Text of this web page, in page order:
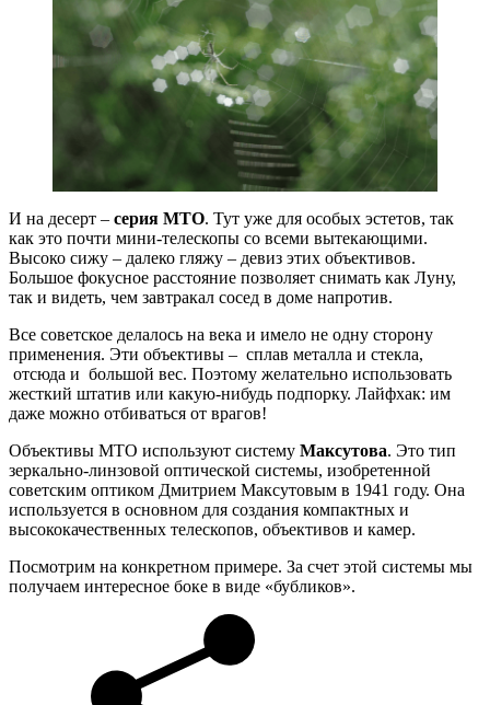
И на десерт – серия МТО. Тут уже для особых эстетов, так
как это почти мини-телескопы со всеми вытекающими.
Высоко сижу – далеко гляжу – девиз этих объективов.
Большое фокусное расстояние позволяет снимать как Луну,
так и видеть, чем завтракал сосед в доме напротив.
Все советское делалось на века и имело не одну сторону
применения. Эти объективы – сплав металла и стекла,
отсюда и большой вес. Поэтому желательно использовать
жесткий штатив или какую-нибудь подпорку. Лайфхак: им
даже можно отбиваться от врагов!
Объективы МТО используют систему Максутова. Это тип
зеркально-линзовой оптической системы, изобретенной
советским оптиком Дмитрием Максутовым в 1941 году. Она
используется в основном для создания компактных и
высококачественных телескопов, объективов и камер.
Посмотрим на конкретном примере. За счет этой системы мы
получаем интересное боке в виде «бубликов».